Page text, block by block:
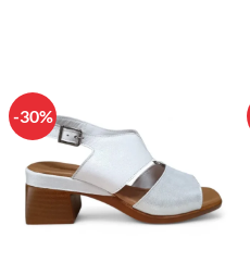
-30%